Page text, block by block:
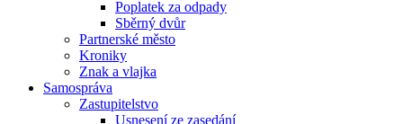
Poplatek za odpady
Sběrný dvůr
Partnerské město
Kroniky
Znak a vlajka
Samospráva
Zastupitelstvo
Usnesení ze zasedání